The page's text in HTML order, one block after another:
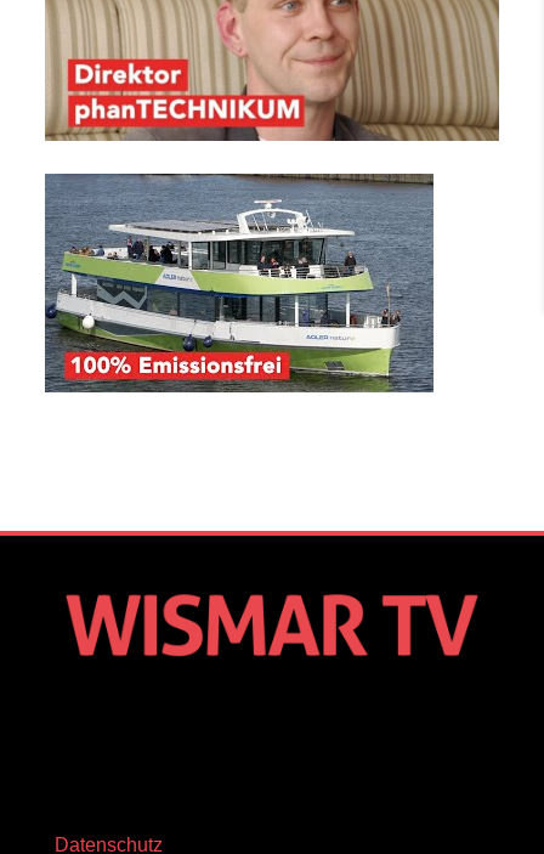
Datenschutz